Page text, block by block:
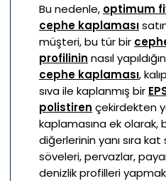
Bu nedenle, optimum
cephe kaplaması
müşteri, bu tür bir
profilinin nasıl
cephe kaplaması,
sıva ile kaplanmış bir
polistiren çekirdekten
kaplamasına ek olarak,
diğerlerinin yanı sıra
söveleri, pervazlar,
denizlik profilleri